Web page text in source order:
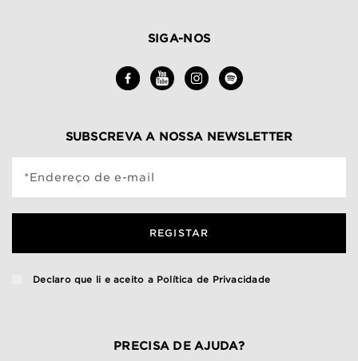
SIGA-NOS
SUBSCREVA A NOSSA NEWSLETTER
*Endereço de e-mail
REGISTAR
Declaro que li e aceito a Política de Privacidade
PRECISA DE AJUDA?